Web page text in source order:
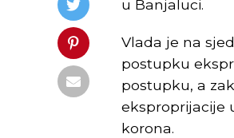
u Banjaluci.
Vlada je na
postupku
postupku, a
eksproprijacije
korona.